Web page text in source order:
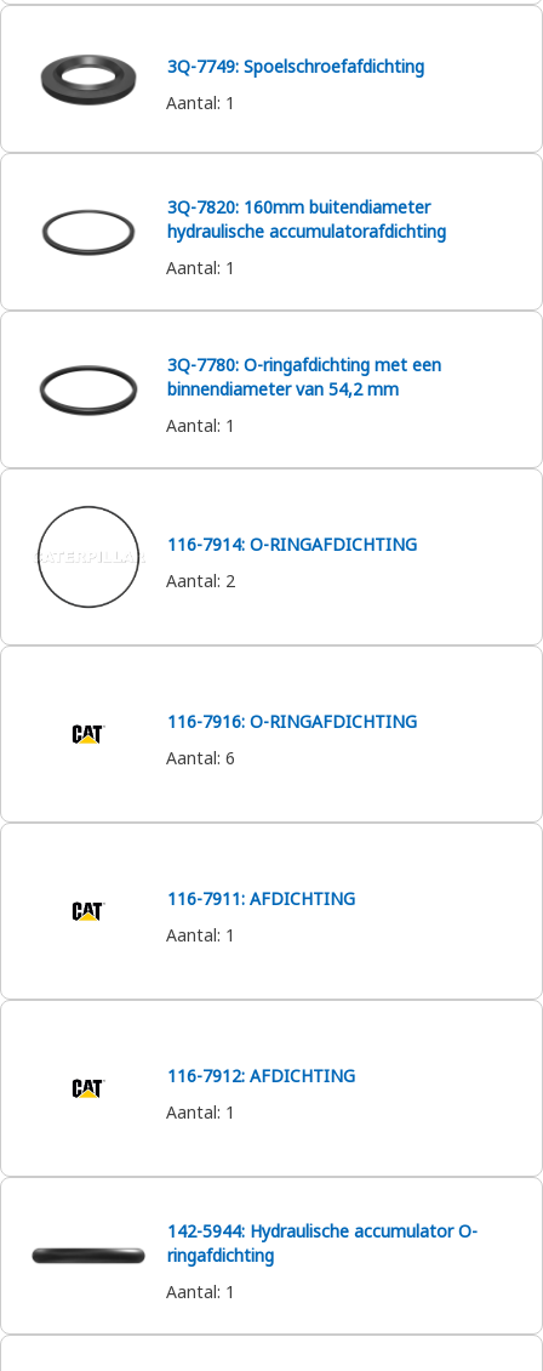
3Q-7749: Spoelschroefafdichting
Aantal: 1
3Q-7820: 160mm buitendiameter
hydraulische accumulatorafdichting
Aantal: 1
3Q-7780: O-ringafdichting met een
binnendiameter van 54,2 mm
Aantal: 1
116-7914: O-RINGAFDICHTING
Aantal: 2
116-7916: O-RINGAFDICHTING
Aantal: 6
116-7911: AFDICHTING
Aantal: 1
116-7912: AFDICHTING
Aantal: 1
142-5944: Hydraulische accumulator O-
ringafdichting
Aantal: 1